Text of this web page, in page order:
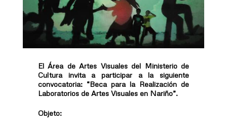
El Área de Artes Visuales del Ministerio de
Cultura invita a participar a la siguiente
convocatoria: “Beca para la Realización de
Laboratorios de Artes Visuales en Nariño”.
Objeto: